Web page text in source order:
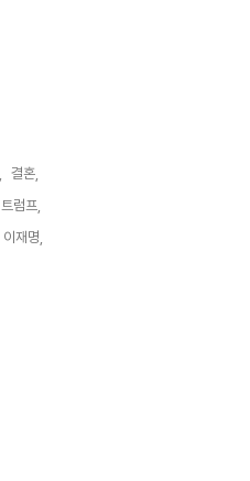
결혼,
트럼프,
이재명,